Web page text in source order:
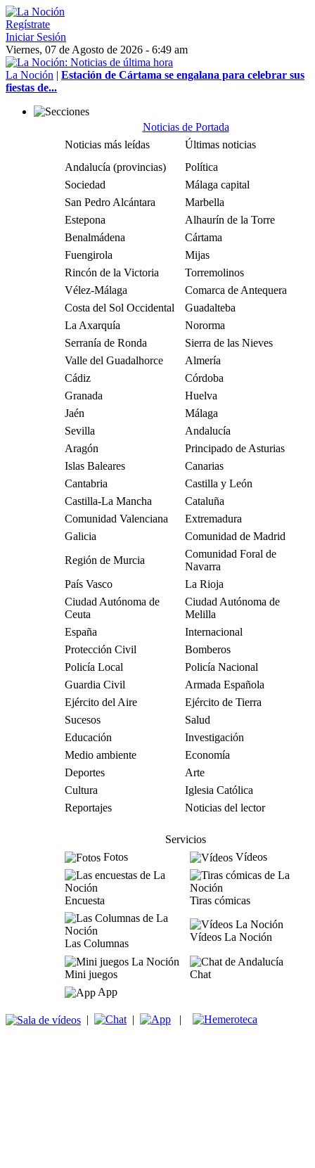
Regístrate
Iniciar Sesión
Viernes, 07 de Agosto de 2026 - 6:49 am
La Noción | Estación de Cártama se engalana para celebrar sus
fiestas de...
Noticias de Portada
Noticias más leídas
Últimas noticias
Andalucía (provincias)
Política
Sociedad
Málaga capital
San Pedro Alcántara
Marbella
Estepona
Alhaurín de la Torre
Benalmádena
Cártama
Fuengirola
Mijas
Rincón de la Victoria
Torremolinos
Vélez-Málaga
Comarca de Antequera
Costa del Sol Occidental
Guadalteba
La Axarquía
Nororma
Serranía de Ronda
Sierra de las Nieves
Valle del Guadalhorce
Almería
Cádiz
Córdoba
Granada
Huelva
Jaén
Málaga
Sevilla
Andalucía
Aragón
Principado de Asturias
Islas Baleares
Canarias
Cantabria
Castilla y León
Castilla-La Mancha
Cataluña
Comunidad Valenciana
Extremadura
Galicia
Comunidad de Madrid
Región de Murcia
Comunidad Foral de
Navarra
País Vasco
La Rioja
Ciudad Autónoma de
Ceuta
Ciudad Autónoma de
Melilla
España
Internacional
Protección Civil
Bomberos
Policía Local
Policía Nacional
Guardia Civil
Armada Española
Ejército del Aire
Ejército de Tierra
Sucesos
Salud
Educación
Investigación
Medio ambiente
Economía
Deportes
Arte
Cultura
Iglesia Católica
Reportajes
Noticias del lector
Servicios
Fotos
Vídeos
Encuesta Tiras cómicas
Las Columnas
Vídeos La Noción
Mini juegos
Chat
App
| | |